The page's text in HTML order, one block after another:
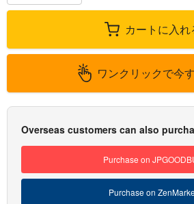
カートに入れ
ワンクリックで今
Overseas customers can also
Purchase on
Purchase on